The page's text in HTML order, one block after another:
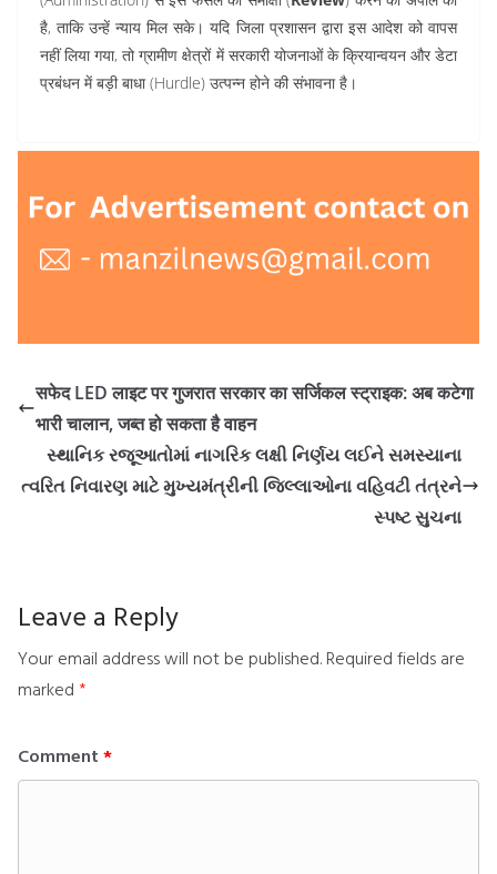
है, ताकि उन्हें न्याय मिल सके। यदि जिला प्रशासन द्वारा इस आदेश को वापस
नहीं लिया गया, तो ग्रामीण क्षेत्रों में सरकारी योजनाओं के क्रियान्वयन और डेटा
प्रबंधन में बड़ी बाधा (Hurdle) उत्पन्न होने की संभावना है।
सफेद LED लाइट पर गुजरात सरकार का सर्जिकल स्ट्राइक: अब कटेगा
भारी चालान, जब्त हो सकता है वाहन
સ્થાનિક રજૂઆતોમાં નાગરિક લક્ષી નિર્ણય લઈને સમસ્યાના
ત્વરિત નિવારણ માટે મુખ્યમંત્રીની જિલ્લાઓના વહિવટી તંત્રને
સ્પષ્ટ સુચના
Leave a Reply
Your email address will not be published. Required fields are
marked *
Comment *